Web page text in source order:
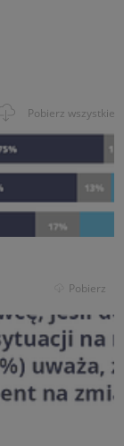
Pobierz wszystkie
Pobierz